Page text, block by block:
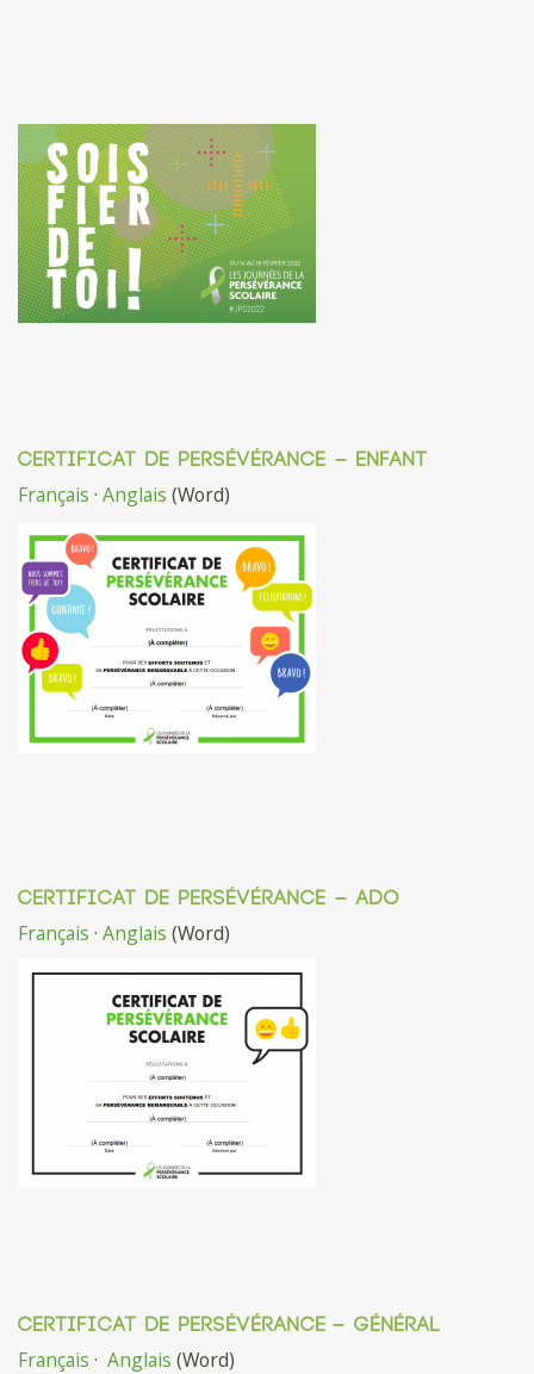
CERTIFICAT DE PERSÉVÉRANCE – ENFANT
Français · Anglais (Word)
CERTIFICAT DE PERSÉVÉRANCE – ADO
Français · Anglais (Word)
CERTIFICAT DE PERSÉVÉRANCE – GÉNÉRAL
Français · Anglais (Word)